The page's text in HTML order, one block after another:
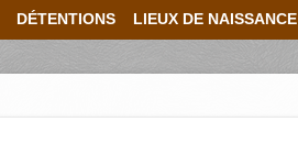
DÉTENTIONS LIEUX DE NAISSANCE